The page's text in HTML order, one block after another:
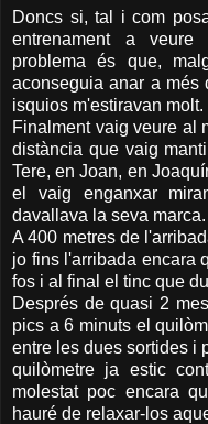
Doncs si, tal i com
entrenament a
problema és que,
aconseguia anar a
isquios m'estiravan molt.
Finalment vaig veure al
distància que vaig
Tere, en Joan, en
el vaig enganxar
davallava la seva marca.
A 400 metres de
jo fins l'arribada encara
fos i al final el tinc que
Després de quasi 2
pics a 6 minuts el
entre les dues sortides i
quilòmetre ja estic
molestat poc encara
hauré de relaxar-los